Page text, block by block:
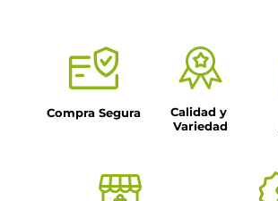
Compra Segura
Calidad y
Variedad